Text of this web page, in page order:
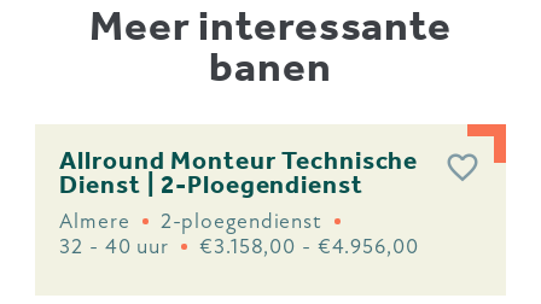
Meer interessante
banen
Allround Monteur Technische
Dienst | 2-Ploegendienst
Almere
2-ploegendienst
32 - 40 uur
€3.158,00 - €4.956,00